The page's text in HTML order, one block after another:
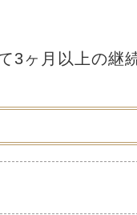
3ヶ月以上の継